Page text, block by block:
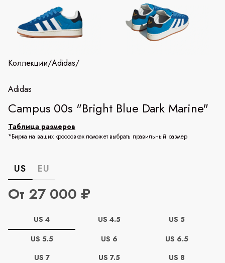
Коллекции/Adidas/
Adidas
Campus 00s "Bright Blue Dark Marine"
Таблица размеров
*Бирка на ваших кроссовках поможет выбрать правильный размер
US EU
От 27 000 ₽
US 4 US 4.5
US 5
US 5.5
US 6
US 6.5
US 7
US 7.5
US 8